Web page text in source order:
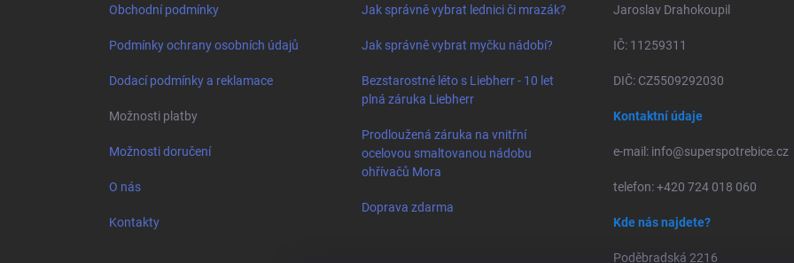
Obchodní podmínky
Podmínky ochrany osobních údajů
Dodací podmínky a reklamace
Možnosti platby
Možnosti doručení
O nás
Kontakty
Jak správně vybrat lednici či mrazák?
Jak správně vybrat myčku nádobí?
Bezstarostné léto s Liebherr - 10 let
plná záruka Liebherr
Prodloužená záruka na vnitřní
ocelovou smaltovanou nádobu
ohřívačů Mora
Doprava zdarma
Jaroslav Drahokoupil
IČ: 11259311
DIČ: CZ5509292030
Kontaktní údaje
e-mail: info@superspotrebice.cz
telefon: +420 724 018 060
Kde nás najdete?
Poděbradská 2216